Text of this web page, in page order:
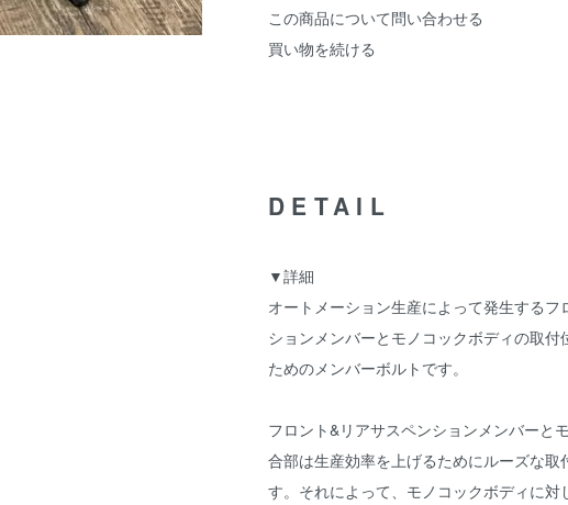
この商品について問い合わせる
買い物を続ける
DETAIL
▼詳細
オートメーション生産によって発生するフ
ションメンバーとモノコックボディの取付
ためのメンバーボルトです。
フロント&リアサスペンションメンバーと
合部は生産効率を上げるためにルーズな取
す。それによって、モノコックボディに対